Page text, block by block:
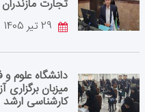
تجارت مازندران
دانشگاه علوم و
میزبان
کارشناسی‌ ارشد